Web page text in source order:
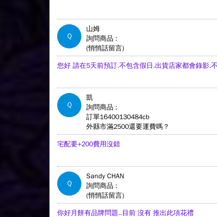
Q
山姆
詢問商品 :
(悄悄話留言)
您好 請在5天前預訂.不包含假日.出貨店家都會錄影.
Q
凱
詢問商品 :
訂單16400130484cb
外縣市滿2500還要運費嗎？
宅配要+200費用沒錯
Q
Sandy CHAN
詢問商品 :
(悄悄話留言)
你好月餅有品牌問題..目前 沒有 推出此項花禮